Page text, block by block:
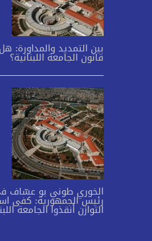
بين التمديد والمداورة:
قانون الجامعة اللبنانية؟
الخوري طوني بو عسّاف
رئيس الجمهورية: كفى
التوازن أنقذوا الجامعة